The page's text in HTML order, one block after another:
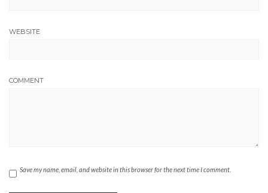
WEBSITE
COMMENT
Save my name, email, and website in this browser for the next time I comment.